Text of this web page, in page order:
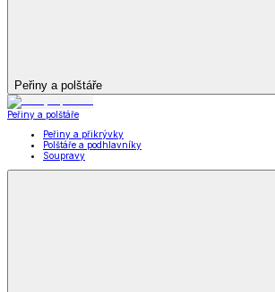
Peřiny a polštáře
Peřiny a polštáře
Peřiny a přikrývky
Polštáře a podhlavníky
Soupravy